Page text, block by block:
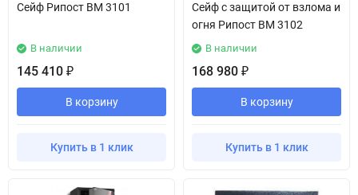
Сейф Рипост BM 3101
В наличии
145 410 ₽
В корзину
Купить в 1 клик
Сейф с защитой от взлома и
огня Рипост BM 3102
В наличии
168 980 ₽
В корзину
Купить в 1 клик